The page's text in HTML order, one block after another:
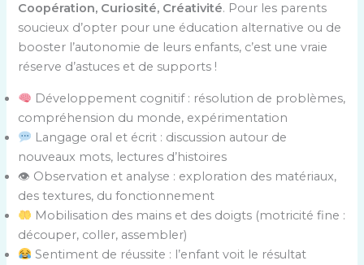
Coopération, Curiosité, Créativité. Pour les parents
soucieux d’opter pour une éducation alternative ou de
booster l’autonomie de leurs enfants, c’est une vraie
réserve d’astuces et de supports !
Développement cognitif : résolution de problèmes,
compréhension du monde, expérimentation
Langage oral et écrit : discussion autour de
nouveaux mots, lectures d’histoires
👁 Observation et analyse : exploration des matériaux,
des textures, du fonctionnement
Mobilisation des mains et des doigts (motricité fine :
découper, coller, assembler)
Sentiment de réussite : l’enfant voit le résultat